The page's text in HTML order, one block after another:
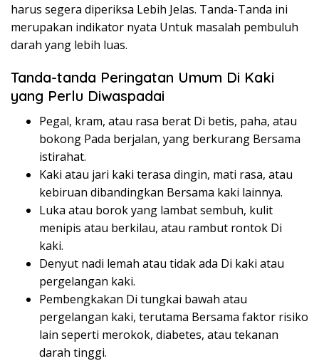
harus segera diperiksa Lebih Jelas. Tanda-Tanda ini
merupakan indikator nyata Untuk masalah pembuluh
darah yang lebih luas.
Tanda-tanda Peringatan Umum Di Kaki
yang Perlu Diwaspadai
Pegal, kram, atau rasa berat Di betis, paha, atau
bokong Pada berjalan, yang berkurang Bersama
istirahat.
Kaki atau jari kaki terasa dingin, mati rasa, atau
kebiruan dibandingkan Bersama kaki lainnya.
Luka atau borok yang lambat sembuh, kulit
menipis atau berkilau, atau rambut rontok Di
kaki.
Denyut nadi lemah atau tidak ada Di kaki atau
pergelangan kaki.
Pembengkakan Di tungkai bawah atau
pergelangan kaki, terutama Bersama faktor risiko
lain seperti merokok, diabetes, atau tekanan
darah tinggi.